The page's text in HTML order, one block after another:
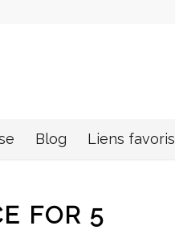
Blog Liens favoris
FOR 5